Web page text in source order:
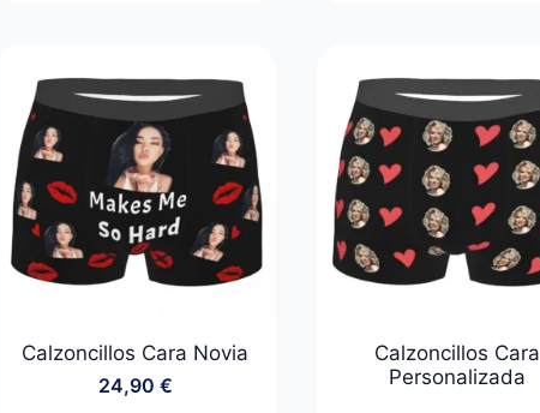
Calzoncillos Cara Novia
24,90 €
Calzoncillos Cara
Personalizada